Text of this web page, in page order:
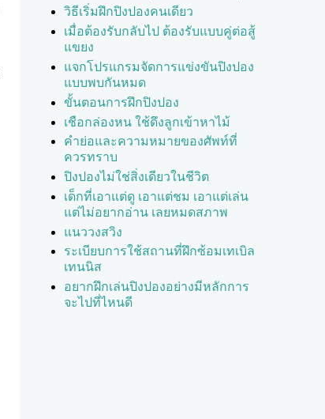
วิธีเริ่มฝึกปิงปองคนเดียว
เมื่อต้องรับกลับไป ต้องรับแบบคู่ต่อสู้
แขยง
แจกโปรแกรมจัดการแข่งขันปิงปอง
แบบพบกันหมด
ขั้นตอนการฝึกปิงปอง
เชือกล่องหน ใช้ดึงลูกเข้าหาไม้
คำย่อและความหมายของศัพท์ที่
ควรทราบ
ปิงปองไม่ใช่สิ่งเดียวในชีวิต
เด็กที่เอาแต่ดู เอาแต่ชม เอาแต่เล่น
แต่ไม่อยากอ่าน เลยหมดสภาพ
แนววงสวิง
ระเบียบการใช้สถานที่ฝึกซ้อมเทเบิล
เทนนิส
อยากฝึกเล่นปิงปองอย่างมีหลักการ
จะไปที่ไหนดี